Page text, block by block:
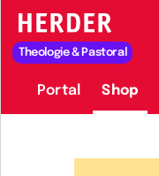
HERDER-MENÜ
Theologie & Pastoral
Portal Shop